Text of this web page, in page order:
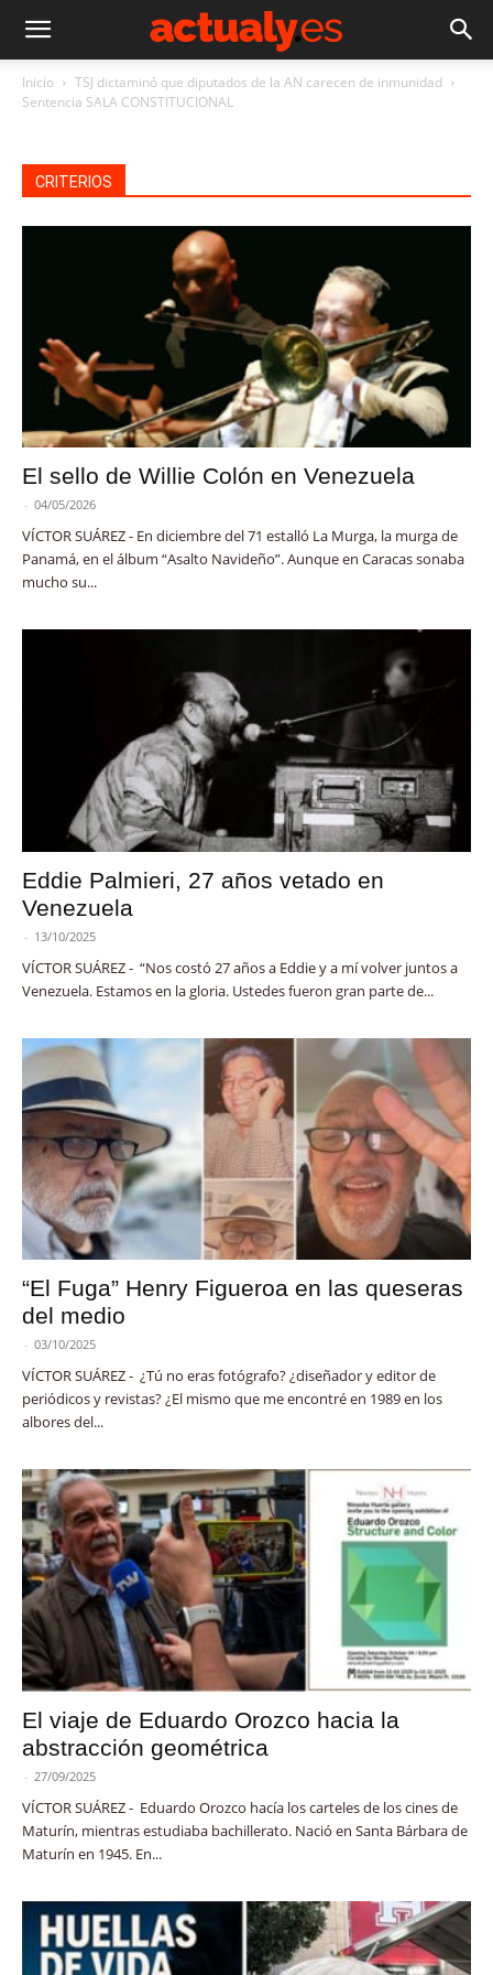
Inicio
TSJ dictaminó que diputados de la AN carecen de inmunidad
Sentencia SALA CONSTITUCIONAL
CRITERIOS
El sello de Willie Colón en Venezuela
- 04/05/2026
VÍCTOR SUÁREZ - En diciembre del 71 estalló La Murga, la murga de
Panamá, en el álbum “Asalto Navideño”. Aunque en Caracas sonaba
mucho su...
Eddie Palmieri, 27 años vetado en
Venezuela
- 13/10/2025
VÍCTOR SUÁREZ - “Nos costó 27 años a Eddie y a mí volver juntos a
Venezuela. Estamos en la gloria. Ustedes fueron gran parte de...
“El Fuga” Henry Figueroa en las queseras
del medio
- 03/10/2025
VÍCTOR SUÁREZ - ¿Tú no eras fotógrafo? ¿diseñador y editor de
periódicos y revistas? ¿El mismo que me encontré en 1989 en los
albores del...
El viaje de Eduardo Orozco hacia la
abstracción geométrica
- 27/09/2025
VÍCTOR SUÁREZ - Eduardo Orozco hacía los carteles de los cines de
Maturín, mientras estudiaba bachillerato. Nació en Santa Bárbara de
Maturín en 1945. En...